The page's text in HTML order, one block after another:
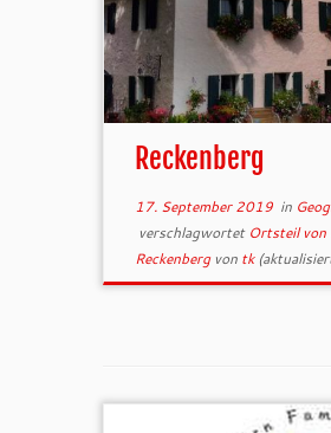
Reckenberg
17. September 2019in
verschlagwortet Ortsteil von
Reckenberg von tk